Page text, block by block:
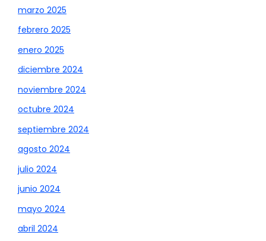
marzo 2025
febrero 2025
enero 2025
diciembre 2024
noviembre 2024
octubre 2024
septiembre 2024
agosto 2024
julio 2024
junio 2024
mayo 2024
abril 2024